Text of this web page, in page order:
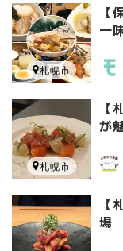
【
一
札幌市
【
が
札幌市
【
場